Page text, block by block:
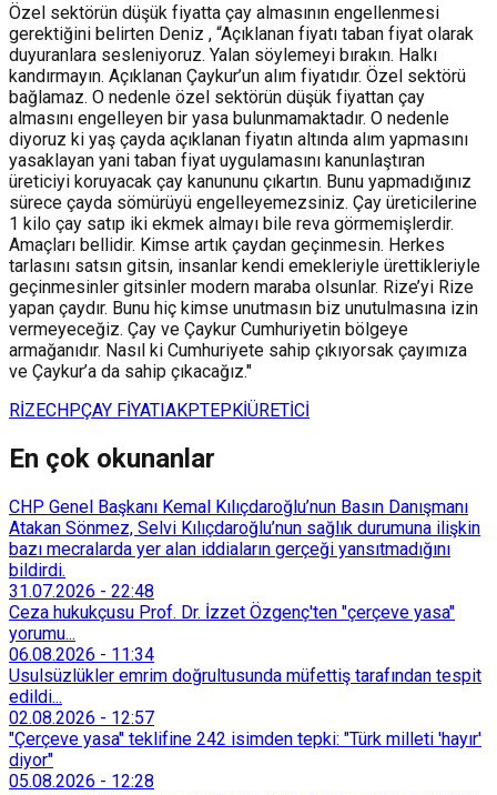
Özel sektörün düşük fiyatta çay almasının engellenmesi
gerektiğini belirten Deniz , “Açıklanan fiyatı taban fiyat olarak
duyuranlara sesleniyoruz. Yalan söylemeyi bırakın. Halkı
kandırmayın. Açıklanan Çaykur’un alım fiyatıdır. Özel sektörü
bağlamaz. O nedenle özel sektörün düşük fiyattan çay
almasını engelleyen bir yasa bulunmamaktadır. O nedenle
diyoruz ki yaş çayda açıklanan fiyatın altında alım yapmasını
yasaklayan yani taban fiyat uygulamasını kanunlaştıran
üreticiyi koruyacak çay kanununu çıkartın. Bunu yapmadığınız
sürece çayda sömürüyü engelleyemezsiniz. Çay üreticilerine
1 kilo çay satıp iki ekmek almayı bile reva görmemişlerdir.
Amaçları bellidir. Kimse artık çaydan geçinmesin. Herkes
tarlasını satsın gitsin, insanlar kendi emekleriyle ürettikleriyle
geçinmesinler gitsinler modern maraba olsunlar. Rize’yi Rize
yapan çaydır. Bunu hiç kimse unutmasın biz unutulmasına izin
vermeyeceğiz. Çay ve Çaykur Cumhuriyetin bölgeye
armağanıdır. Nasıl ki Cumhuriyete sahip çıkıyorsak çayımıza
ve Çaykur’a da sahip çıkacağız."
RİZECHPÇAY FİYATIAKPTEPKİÜRETİCİ
En çok okunanlar
CHP Genel Başkanı Kemal Kılıçdaroğlu’nun Basın Danışmanı
Atakan Sönmez, Selvi Kılıçdaroğlu’nun sağlık durumuna ilişkin
bazı mecralarda yer alan iddiaların gerçeği yansıtmadığını
bildirdi.
31.07.2026 - 22:48
Ceza hukukçusu Prof. Dr. İzzet Özgenç'ten "çerçeve yasa"
yorumu...
06.08.2026 - 11:34
Usulsüzlükler emrim doğrultusunda müfettiş tarafından tespit
edildi...
02.08.2026 - 12:57
"Çerçeve yasa" teklifine 242 isimden tepki: "Türk milleti 'hayır'
diyor"
05.08.2026 - 12:28